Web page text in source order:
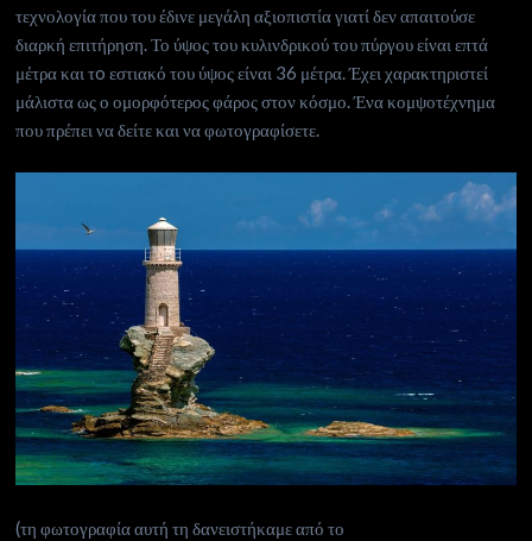
τεχνολογία που του έδινε μεγάλη αξιοπιστία γιατί δεν απαιτούσε
διαρκή επιτήρηση. Το ύψος του κυλινδρικού του πύργου είναι επτά
μέτρα και τo εστιακό του ύψος είναι 36 μέτρα. Έχει χαρακτηριστεί
μάλιστα ως ο ομορφότερος φάρος στον κόσμο. Ένα κομψοτέχνημα
που πρέπει να δείτε και να φωτογραφίσετε.
(τη φωτογραφία αυτή τη δανειστήκαμε από το